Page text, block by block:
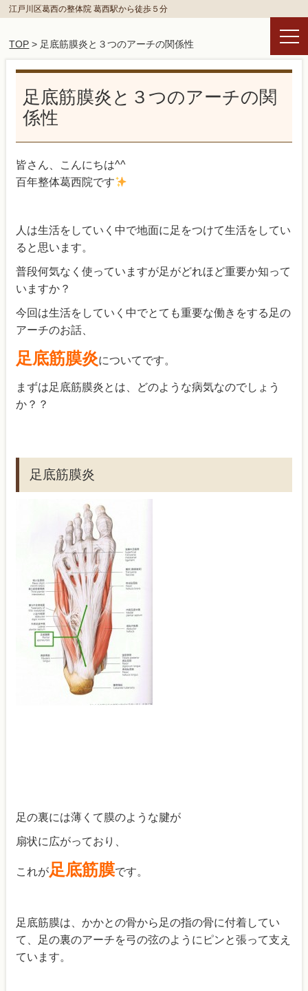
江戸川区葛西の整体院 葛西駅から徒歩５分
TOP > 足底筋膜炎と３つのアーチの関係性
足底筋膜炎と３つのアーチの関
係性
皆さん、こんにちは^^
百年整体葛西院です
人は生活をしていく中で地面に足をつけて生活をしてい
ると思います。
普段何気なく使っていますが足がどれほど重要か知って
いますか？
今回は生活をしていく中でとても重要な働きをする足の
アーチのお話、
足底筋膜炎についてです。
まずは足底筋膜炎とは、どのような病気なのでしょう
か？？
足底筋膜炎
足の裏には薄くて膜のような腱が
扇状に広がっており、
これが足底筋膜です。
足底筋膜は、かかとの骨から足の指の骨に付着してい
て、足の裏のアーチを弓の弦のようにピンと張って支え
ています。